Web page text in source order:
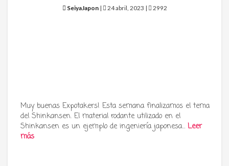
SeiyaJapon| 24 abril, 2023 | 2992
Muy buenas Expotakers! Esta semana finalizamos el tema
del Shinkansen. El material rodante utilizado en el
Shinkansen es un ejemplo de ingeniería japonesa… Leer
más